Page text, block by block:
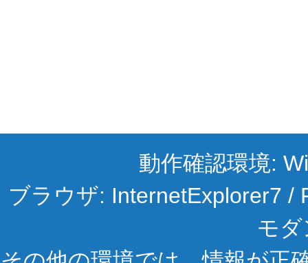
動作確認環境:
ブラウザ: InternetExplorer7 /
モ